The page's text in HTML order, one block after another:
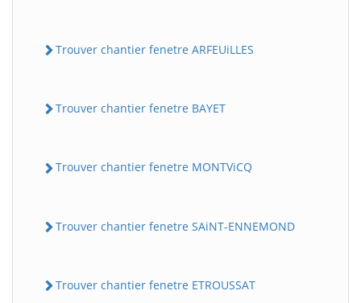
Trouver chantier fenetre ARFEUiLLES
Trouver chantier fenetre BAYET
Trouver chantier fenetre MONTViCQ
Trouver chantier fenetre SAiNT-ENNEMOND
Trouver chantier fenetre ETROUSSAT